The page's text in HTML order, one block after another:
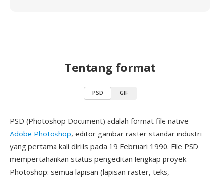
Tentang format
PSD GIF
PSD (Photoshop Document) adalah format file native
Adobe Photoshop, editor gambar raster standar industri
yang pertama kali dirilis pada 19 Februari 1990. File PSD
mempertahankan status pengeditan lengkap proyek
Photoshop: semua lapisan (lapisan raster, teks,